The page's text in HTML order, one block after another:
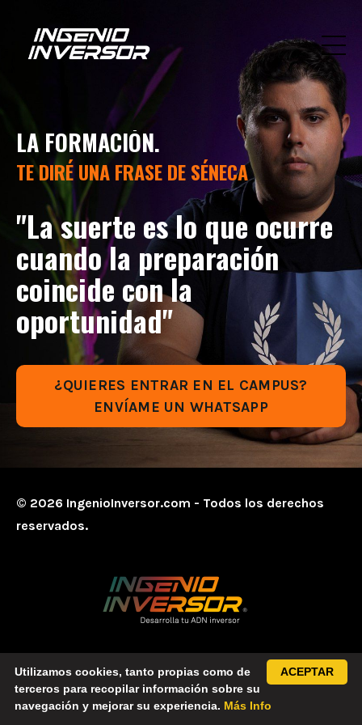
LA FORMACIÓN.
TE DIRÉ UNA FRASE DE SÉNECA
"La suerte es lo que ocurre
cuando la preparación
coincide con la
oportunidad"
¿QUIERES ENTRAR EN EL CAMPUS?
ENVÍAME UN WHATSAPP
© 2026 IngenioInversor.com - Todos los derechos
reservados.
ACEPTAR
Utilizamos cookies, tanto propias como de
terceros para recopilar información sobre su
navegación y mejorar su experiencia. Más Info